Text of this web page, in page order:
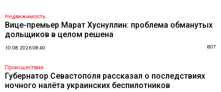
Недвижимость
Вице-премьер Марат Хуснуллин: проблема обманутых
дольщиков в целом решена
10.08.2026 08:40 807
Происшествия
Губернатор Севастополя рассказал о последствиях
ночного налёта украинских беспилотников